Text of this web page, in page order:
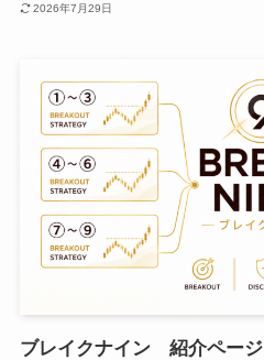
2026年7月29日
ブレイクナイン 紹介ページ